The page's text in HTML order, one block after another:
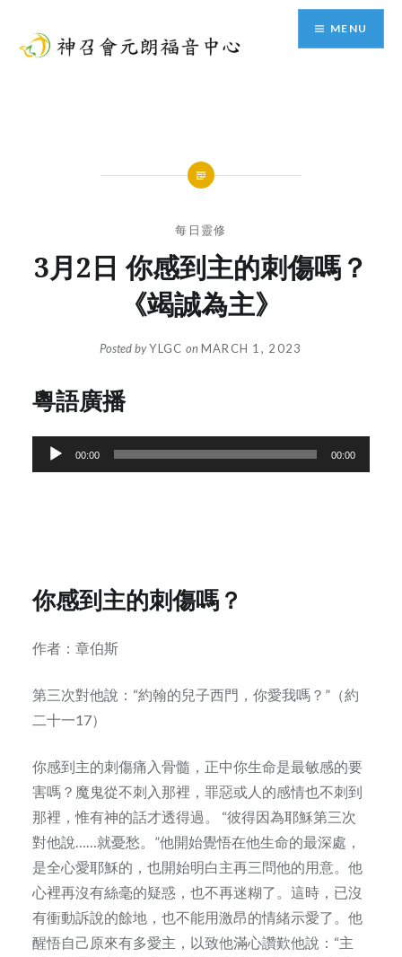
content
MENU
每日靈修
3月2日 你感到主的刺傷嗎？
《竭誠為主》
Posted byYLGC on MARCH 1, 2023
粵語廣播
Audio
Player
00:00 00:00
你感到主的刺傷嗎？
作者：章伯斯
第三次對他說：“約翰的兒子西門，你愛我嗎？”（約
二十一17）
你感到主的刺傷痛入骨髓，正中你生命是最敏感的要
害嗎？魔鬼從不刺入那裡，罪惡或人的感情也不刺到
那裡，惟有神的話才透得過。 “彼得因為耶穌第三次
對他說……就憂愁。”他開始覺悟在他生命的最深處，
是全心愛耶穌的，也開始明白主再三問他的用意。他
心裡再沒有絲毫的疑惑，也不再迷糊了。這時，已沒
有衝動訴說的餘地，也不能用激昂的情緒示愛了。他
醒悟自己原來有多愛主，以致他滿心讚歎他說：“主